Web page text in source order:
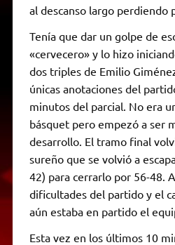
al descanso largo perdiendo
Tenía que dar un golpe de
«cervecero» y lo hizo
dos triples de Emilio
únicas anotaciones del
minutos del parcial. No era
básquet pero empezó a ser
desarrollo. El tramo final
sureño que se volvió a
42) para cerrarlo por 56-48.
dificultades del partido y el
aún estaba en partido el
Esta vez en los últimos 10